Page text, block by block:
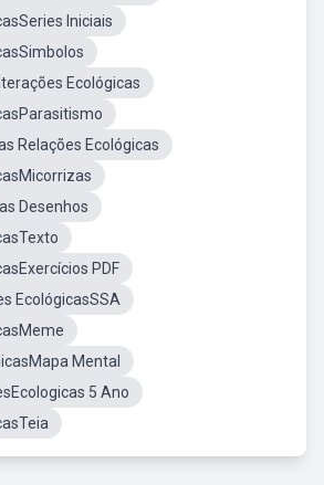
Iniciais
Ecológicas
Relações Ecológicas
Desenhos
PDF
EcológicasSSA
Mental
5 Ano